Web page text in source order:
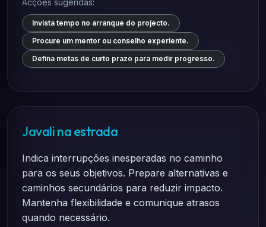
Acções sugeridas:
Invista tempo no arranque do projecto.
Procure um mentor ou conselho experiente.
Defina metas de curto prazo para medir progresso.
Javali na estrada
Indica interrupções inesperadas no caminho
para os seus objetivos. Prepare alternativas e
caminhos secundários para reduzir impacto.
Mantenha flexibilidade e comunique atrasos
quando necessário.